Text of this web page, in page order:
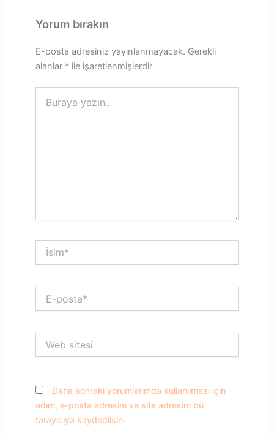
Yorum bırakın
E-posta adresiniz yayınlanmayacak. Gerekli
alanlar *ile işaretlenmişlerdir
yazın..
İsim*
posta*
sitesi
Daha sonraki yorumlarımda kullanılması için
adım, e-posta adresim ve site adresim bu
tarayıcıya kaydedilsin.